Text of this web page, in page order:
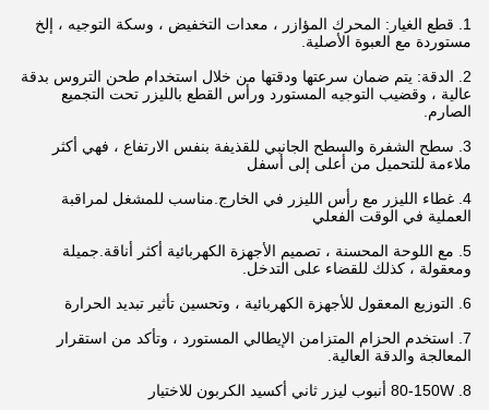
1. قطع الغيار: المحرك المؤازر ، معدات التخفيض ، وسكة التوجيه ، إلخ
مستوردة مع العبوة الأصلية.
2. الدقة: يتم ضمان سرعتها ودقتها من خلال استخدام طحن التروس بدقة
عالية ، وقضيب التوجيه المستورد ورأس القطع بالليزر تحت التجميع
الصارم.
3. سطح الشفرة والسطح الجانبي للقذيفة بنفس الارتفاع ، فهي أكثر
ملاءمة للتحميل من أعلى إلى أسفل
4. غطاء الليزر مع رأس الليزر في الخارج.مناسب للمشغل لمراقبة
العملية في الوقت الفعلي
5. مع اللوحة المحسنة ، تصميم الأجهزة الكهربائية أكثر أناقة.جميلة
ومعقولة ، كذلك للقضاء على التدخل.
6. التوزيع المعقول للأجهزة الكهربائية ، وتحسين تأثير تبديد الحرارة
7. استخدم الحزام المتزامن الإيطالي المستورد ، وتأكد من استقرار
المعالجة والدقة العالية.
8. 80-150W أنبوب ليزر ثاني أكسيد الكربون للاختيار